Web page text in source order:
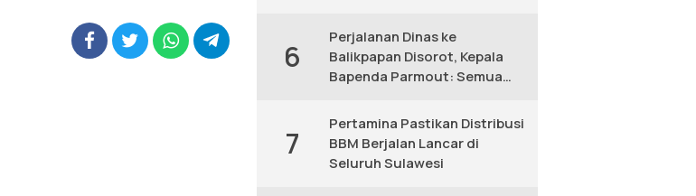
6
Perjalanan Dinas ke
Balikpapan Disorot, Kepala
Bapenda Parmout: Semua
7
Pertamina Pastikan Distribusi
BBM Berjalan Lancar di
Seluruh Sulawesi